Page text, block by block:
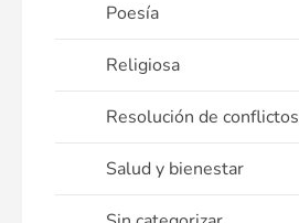
Poesía
Religiosa
Resolución de conflictos
Salud y bienestar